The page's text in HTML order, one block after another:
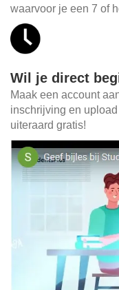
waarvoor je een 7 of
Wil je direct
Maak een account
inschrijving en
uiteraard gratis!